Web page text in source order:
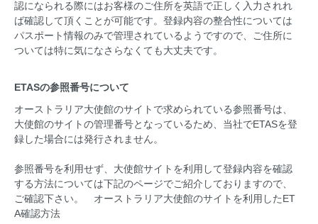
認になられる際にはお客様のご住所を英語で正しく入力されれ
ば確認して頂くことが可能です。登録内容の整合性については
パスポート情報のみで管理されているようですので、ご住所に
ついては特に気になさらなくても大丈夫です。
ETASの参照番号について
オーストラリア大使館のサイトで求められている参照番号は、
大使館のサイトの管理番号となっているため、当社でETASを登
録した場合には発行されません。
参照番号を利用せず、大使館サイトを利用して登録内容を確認
する方法については下記のページでご紹介しておりますので、
ご確認下さい。 オーストラリア大使館のサイトを利用したET
A確認方法